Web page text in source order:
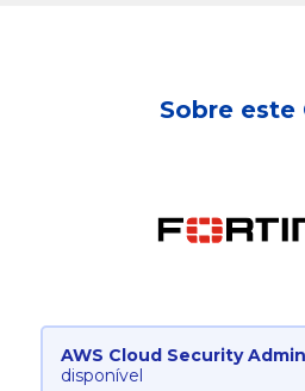
Sobre este
AWS Cloud Security
disponível